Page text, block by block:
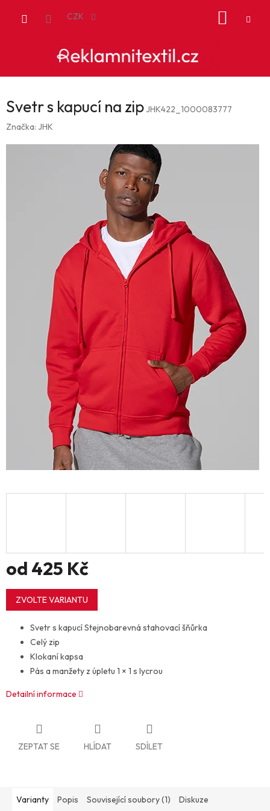
CZK
Svetr s kapucí na zip JHK422_1000083777
Značka: JHK
od 425 Kč
Měrná
cena:
ZVOLTE VARIANTU
Svetr s kapucí Stejnobarevná stahovací šňůrka
Celý zip
Klokaní kapsa
Pás a manžety z úpletu 1 × 1 s lycrou
Detailní informace
ZEPTAT SE HLÍDAT SDÍLET
Varianty Popis Související soubory (1) Diskuze